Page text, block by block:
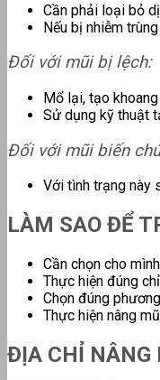
Cần phải loại bỏ
Nếu bị nhiễm
Đối với mũi bị lệch:
Mổ lại, tạo
Sử dụng kỹ thuật
Đối với mũi biến
Với tình trạng này
LÀM SAO ĐỂ
Cần chọn cho
Thực hiện đúng
Chọn đúng
Thực hiện nâng
ĐỊA CHỈ NÂNG